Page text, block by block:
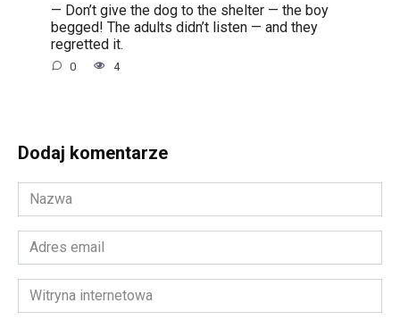
— Don’t give the dog to the shelter — the boy
begged! The adults didn’t listen — and they
regretted it.
0 4
Dodaj komentarze
Nazwa
*
Adres
email
*Witryna
internetowa